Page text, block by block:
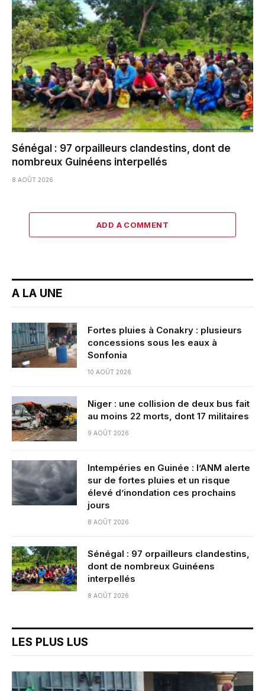
Sénégal : 97 orpailleurs clandestins, dont de
nombreux Guinéens interpellés
8 AOÛT 2026
ADD A COMMENT
A LA UNE
Fortes pluies à Conakry : plusieurs
concessions sous les eaux à
Sonfonia
10 AOÛT 2026
Niger : une collision de deux bus fait
au moins 22 morts, dont 17 militaires
9 AOÛT 2026
Intempéries en Guinée : l’ANM alerte
sur de fortes pluies et un risque
élevé d’inondation ces prochains
jours
8 AOÛT 2026
Sénégal : 97 orpailleurs clandestins,
dont de nombreux Guinéens
interpellés
8 AOÛT 2026
LES PLUS LUS